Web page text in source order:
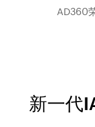
AD360
新一代